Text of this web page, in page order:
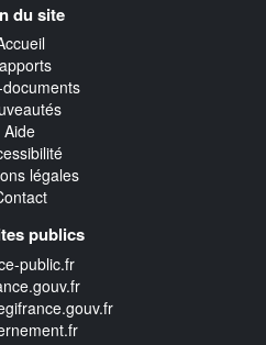
du site
Aide
légales
publics
public.fr